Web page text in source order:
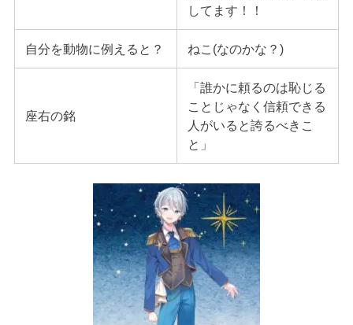
してます！！
自分を動物に例えると？ ねこ(なのかな？)
座右の銘
「誰かに頼るのは恥じる
ことじゃなく信頼できる
人がいると誇るべきこ
と」